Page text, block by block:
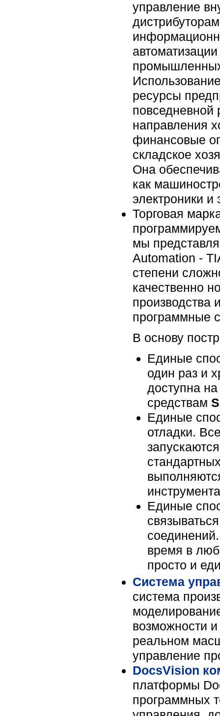
управление
ресурсы
повседневной
направления
финансовые
складское
Она
как
электроники
Торговая
мы
Automation -
степени
качественно
производства
программные
В основу
Единые
один раз и
доступна
средствам
Единые
отладки.
Единые
время в
просто и
Система
система
возможности
реальном
управление
DocsVision
платформы
программных